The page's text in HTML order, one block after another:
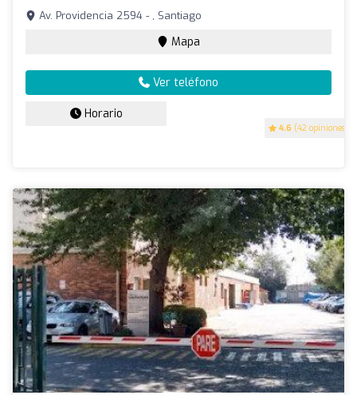
4.6 (42 opiniones)
Av. Providencia 2594 - , Santiago
Mapa
Ver teléfono
Horario